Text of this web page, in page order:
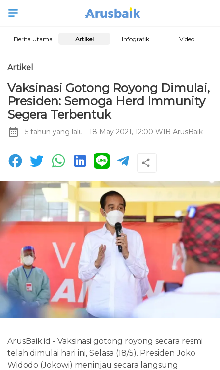
Berita Utama Artikel Infografik Video
Artikel
Vaksinasi Gotong Royong Dimulai,
Presiden: Semoga Herd Immunity
Segera Terbentuk
5 tahun yang lalu - 18 May 2021, 12:00 WIB ArusBaik
ArusBaik.id - Vaksinasi gotong royong secara resmi
telah dimulai hari ini, Selasa (18/5). Presiden Joko
Widodo (Jokowi) meninjau secara langsung